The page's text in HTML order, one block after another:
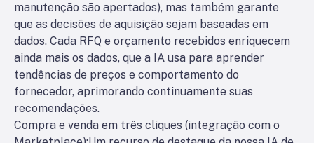
manutenção são apertados), mas também garante
que as decisões de aquisição sejam baseadas em
dados. Cada RFQ e orçamento recebidos enriquecem
ainda mais os dados, que a IA usa para aprender
tendências de preços e comportamento do
fornecedor, aprimorando continuamente suas
recomendações.
Compra e venda em três cliques (integração com o